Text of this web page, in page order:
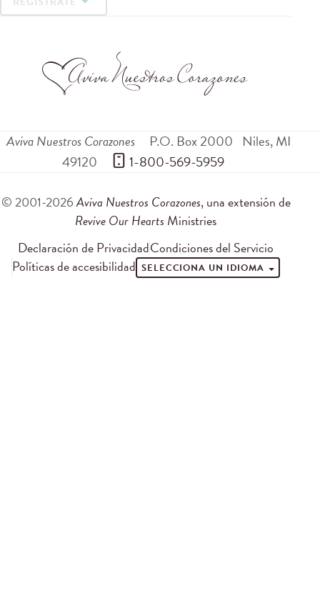
Aviva Nuestros Corazones P.O. Box 2000 Niles,MI
49120
1-800-569-5959
© 2001-2026Aviva Nuestros Corazones, una extensión de
Revive Our Hearts Ministries
Declaración de PrivacidadCondiciones del Servicio
Políticas de accesibilidad SELECCIONA UN IDIOMA